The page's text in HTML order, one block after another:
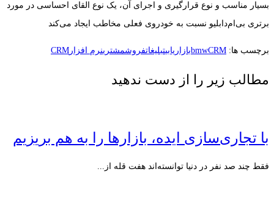
بسیار مناسب و نوع قرارگیری و اجرای آن، یک نوع القای احساسی در مورد
برتری بی‌ام‌دابلیو نسبت به خودروی فعلی مخاطب ایجاد می‌کند
برچسب ها: bmwCRM بازاریابیتبلیغاتفروشمشترینرم افزارCRM
مطالب زیر را از دست ندهید
با تجاری‌سازی ایده، بازارها را به هم بریزیم
فقط چند صد نفر در دنیا توانسته‌اند هفت قله از...